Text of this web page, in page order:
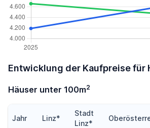
Entwicklung der Kaufpreise für
Häuser unter 100m2
Jahr Linz*
Stadt
Linz*